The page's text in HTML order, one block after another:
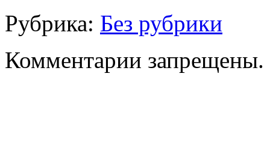
Рубрика: Без рубрики
Комментарии запрещены.